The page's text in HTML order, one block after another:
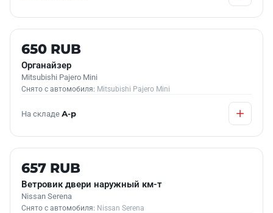
Б/У В НАЛИЧИИ
650 RUB
Органайзер
Mitsubishi Pajero Mini
Снято с автомобиля: Mitsubishi Pajero Mini
На складе А-р
Б/У В НАЛИЧИИ
657 RUB
Ветровик двери наружный км-т
Nissan Serena
Снято с автомобиля: Nissan Serena